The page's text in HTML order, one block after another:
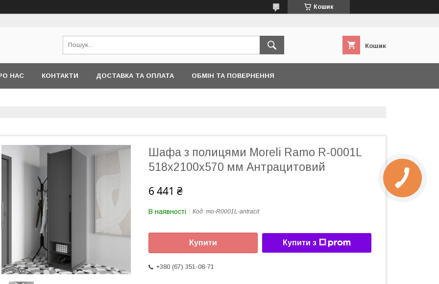
Кошик
Кошик
НАС КОНТАКТИ ДОСТАВКА ТА ОПЛАТА ОБМІН ТА ПОВЕРНЕННЯ
Шафа з полицями Moreli Ramo R-0001L
518х2100х570 мм Антрацитовий
6 441 ₴
В наявності Код: mo-R0001L-antracit
Купити Купити з
+380 (67) 351-08-71